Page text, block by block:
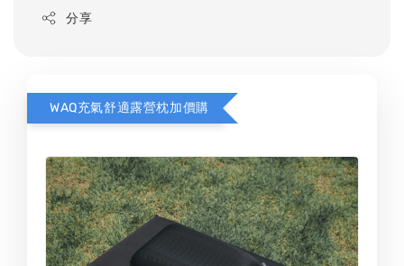
分享
WAQ充氣舒適露營枕加價購